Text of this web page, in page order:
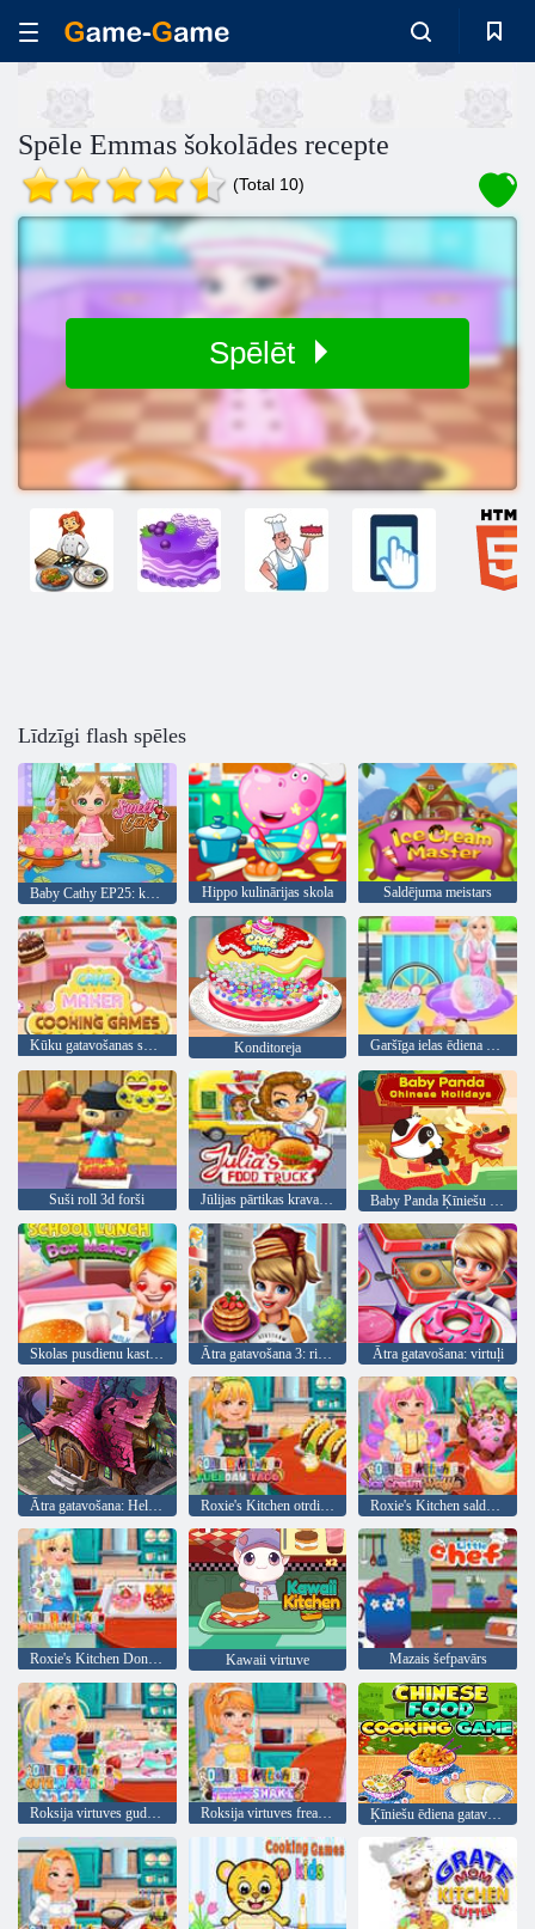
Spēle Emmas šokolādes recepte
(Total 10)
Spēlēt
Līdzīgi flash spēles
Hippo kulinārijas skola Saldējuma meistars
Kūku gatavošanas spēles Konditoreja Garšīga ielas ēdiena gatavošana
Suši roll 3d forši Jūlijas pārtikas kravas automašīna Baby Panda Ķīniešu brīvdienas
Skolas pusdienu kastītes gatavotājs Ātra gatavošana 3: ribiņas un pankūkas Ātra gatavošana: virtuļi
Ātra gatavošana: Helovīns Roxie's Kitchen otrdienas tako Roxie's Kitchen saldējuma vafele
Roxie's Kitchen Donut Mood Kawaii virtuve Mazais šefpavārs
Roksija virtuves freakshake Ķīniešu ēdiena gatavošanas spēle